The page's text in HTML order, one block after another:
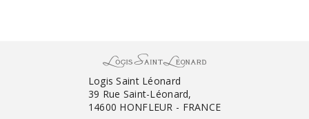
Logis Saint Léonard
39 Rue Saint-Léonard,
14600 HONFLEUR - FRANCE